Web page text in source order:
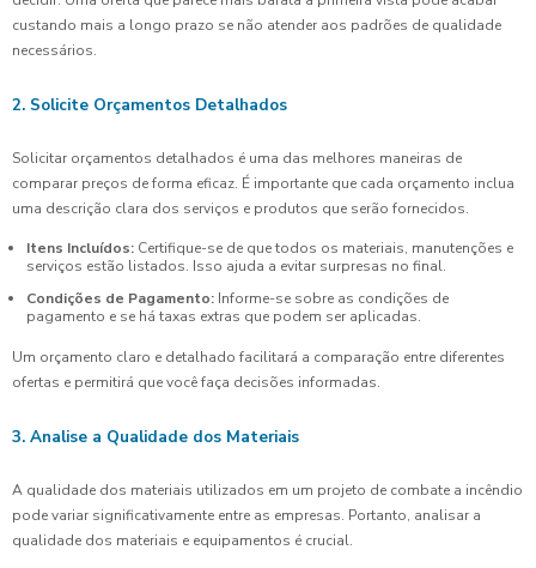
custando mais a longo prazo se não atender aos padrões de qualidade
necessários.
2. Solicite Orçamentos Detalhados
Solicitar orçamentos detalhados é uma das melhores maneiras de
comparar preços de forma eficaz. É importante que cada orçamento inclua
uma descrição clara dos serviços e produtos que serão fornecidos.
Itens Incluídos: Certifique-se de que todos os materiais, manutenções e
serviços estão listados. Isso ajuda a evitar surpresas no final.
Condições de Pagamento: Informe-se sobre as condições de
pagamento e se há taxas extras que podem ser aplicadas.
Um orçamento claro e detalhado facilitará a comparação entre diferentes
ofertas e permitirá que você faça decisões informadas.
3. Analise a Qualidade dos Materiais
A qualidade dos materiais utilizados em um projeto de combate a incêndio
pode variar significativamente entre as empresas. Portanto, analisar a
qualidade dos materiais e equipamentos é crucial.